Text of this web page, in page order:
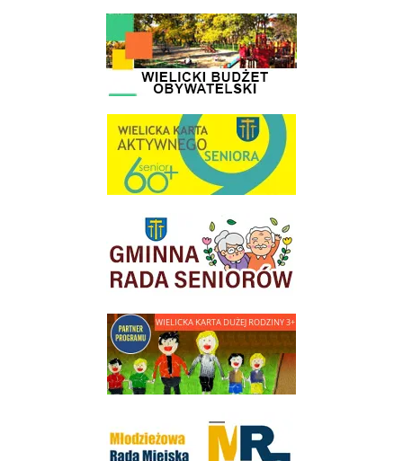
link do strony - Wielicki Budżet Obywatelski
link do strony Wielicka Karta Aktywnego Seniora
link do strony Gminnej Rady Seniorow - Wieliczka
link do strony - Wielicka Karta Dużej Rodziny